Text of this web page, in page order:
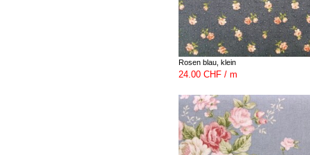
Rosen blau, klein
24.00 CHF / m